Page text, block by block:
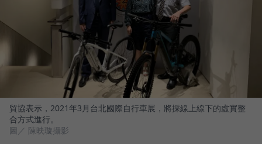
貿協表示，2021年3月台北國際自行車展，將採線上線下的虛實整
合方式進行。
圖／ 陳映璇攝影